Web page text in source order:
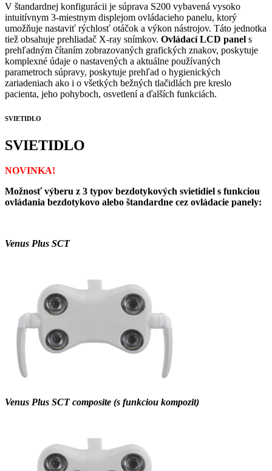
V štandardnej konfigurácii je súprava S200 vybavená vysoko
intuitívnym 3-miestnym displejom ovládacieho panelu, ktorý
umožňuje nastaviť rýchlosť otáčok a výkon nástrojov. Táto jednotka
tiež obsahuje prehliadač X-ray snímkov. Ovládací LCD panel s
prehľadným čítaním zobrazovaných grafických znakov, poskytuje
komplexné údaje o nastavených a aktuálne používaných
parametroch súpravy, poskytuje prehľad o hygienických
zariadeniach ako i o všetkých bežných tlačidlách pre kreslo
pacienta, jeho pohyboch, osvetlení a ďalších funkciách.
SVIETIDLO
SVIETIDLO
NOVINKA!
Možnosť výberu z 3 typov bezdotykových svietidiel s funkciou
ovládania bezdotykovo alebo štandardne cez ovládacie panely:
Venus Plus SCT
Venus Plus SCT composite (s funkciou kompozit)